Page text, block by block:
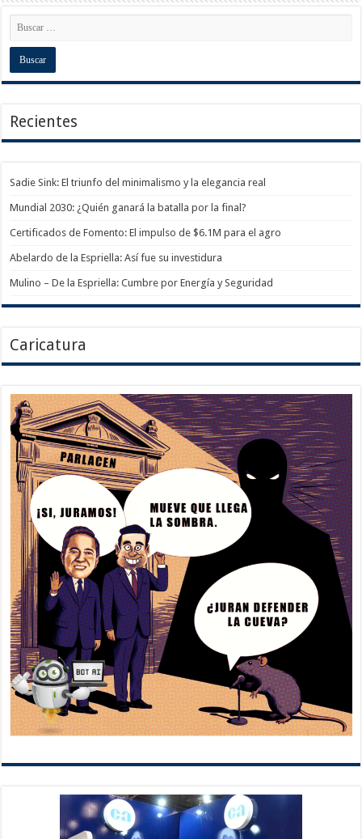
Recientes
Sadie Sink: El triunfo del minimalismo y la elegancia real
Mundial 2030: ¿Quién ganará la batalla por la final?
Certificados de Fomento: El impulso de $6.1M para el agro
Abelardo de la Espriella: Así fue su investidura
Mulino – De la Espriella: Cumbre por Energía y Seguridad
Caricatura